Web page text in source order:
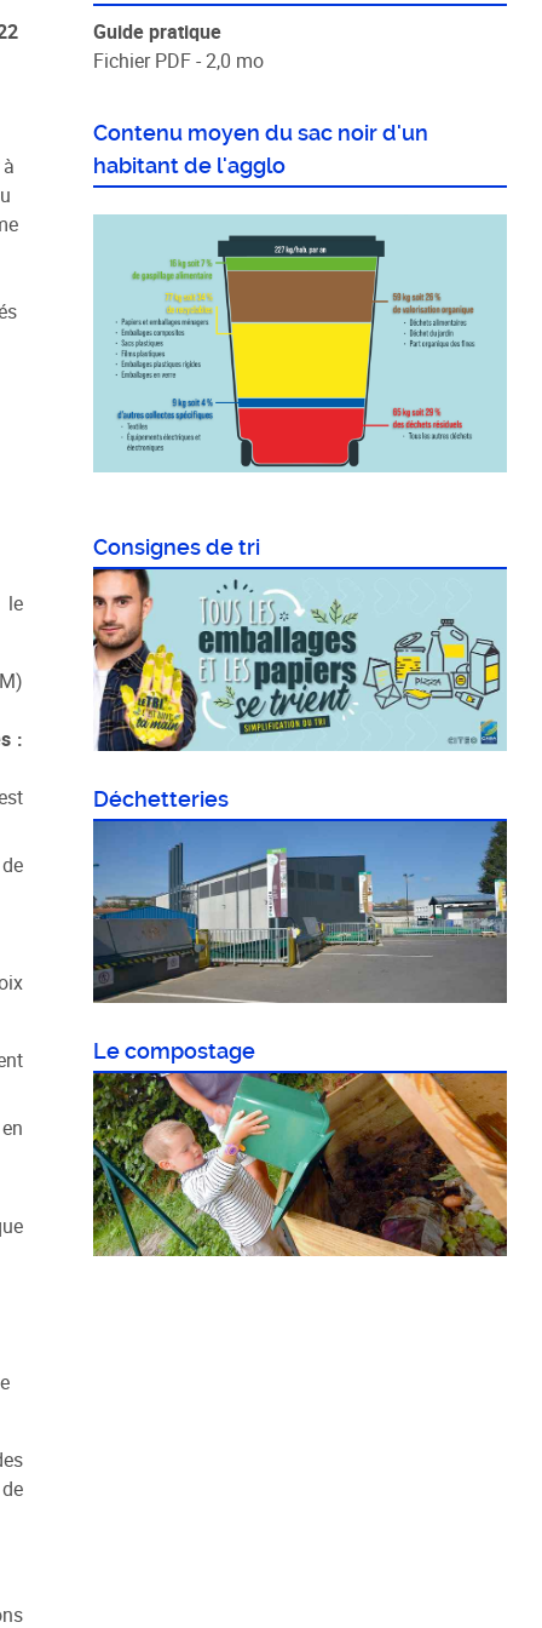
le
:
Guide pratique
Fichier PDF - 2,0 mo
Contenu moyen du sac noir d'un
habitant de l'agglo
Consignes de tri
Déchetteries
Le compostage